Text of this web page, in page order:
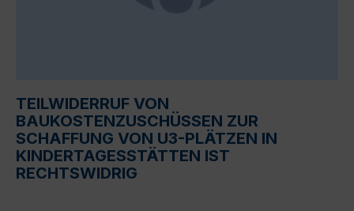
TEILWIDERRUF VON
BAUKOSTENZUSCHÜSSEN ZUR
SCHAFFUNG VON U3-PLÄTZEN IN
KINDERTAGESSTÄTTEN IST
RECHTSWIDRIG